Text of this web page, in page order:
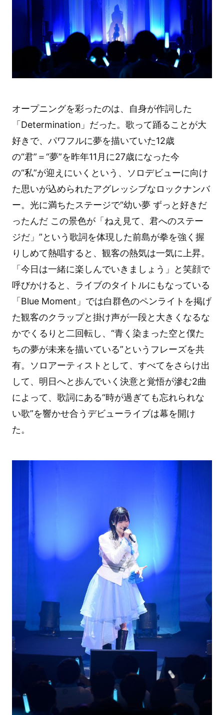
オープニングを彩ったのは、自身が作詞した
「Determination」だった。歌って踊ることが大
好きで、パワフルに夢を描いていた12歳
の“君”＝“夢”を昨年11月に27歳になった今
の“私”が迎えにいくという、ソロデビューに向け
た思いが込められたアグレッシブなロックナンバ
ー。光に満ちたステージで“幼い夢 ずっと好きだ
ったんだ この景色が「ねえ見て、君へのステー
ジだ」”という歌詞を体現した前島が拳を強く握
りしめて熱唱すると、観客の熱気は一気に上昇。
「今日は一緒に楽しんでいきましょう」と笑顔で
呼びかけると、ライブのタイトルにもなっている
「Blue Moment」では白群色のペンライトを掲げ
た観客のクラップと掛け声が一段と大きくなるな
かでくるりと二回転し、“青く染まった空と僕た
ちの夢が未来を描いている”というフレーズを共
有。ソロアーティストとして、すべてをさらけ出
して、明日へと歩んでいく決意と覚悟が滲む2曲
によって、歌詞にある“時が過ぎても忘れられな
い歌”を響かせ合うデビューライブは幕を開け
た。